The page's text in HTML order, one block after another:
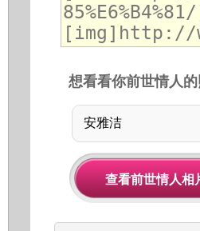
想看看你前世情人